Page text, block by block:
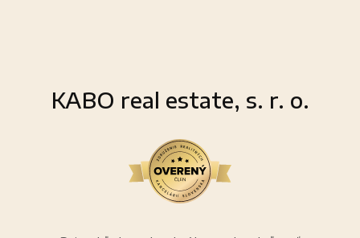
KABO real estate, s. r. o.